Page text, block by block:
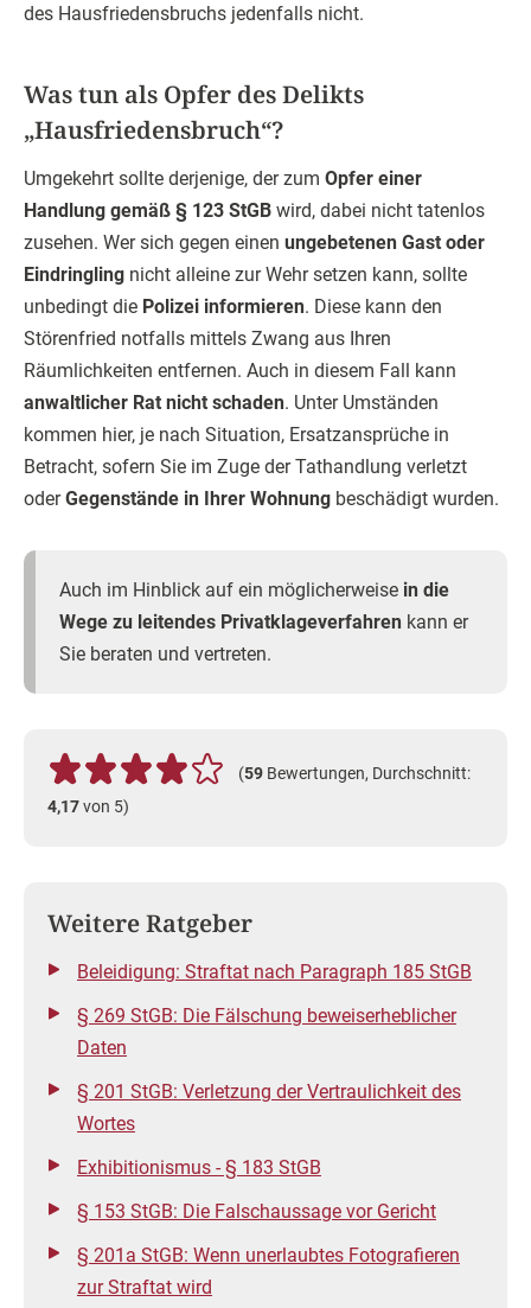
des Hausfriedensbruchs jedenfalls nicht.
Was tun als Opfer des Delikts
„Hausfriedensbruch“?
Umgekehrt sollte derjenige, der zum Opfer einer
Handlung gemäß § 123 StGB wird, dabei nicht tatenlos
zusehen. Wer sich gegen einen ungebetenen Gast oder
Eindringling nicht alleine zur Wehr setzen kann, sollte
unbedingt die Polizei informieren. Diese kann den
Störenfried notfalls mittels Zwang aus Ihren
Räumlichkeiten entfernen. Auch in diesem Fall kann
anwaltlicher Rat nicht schaden. Unter Umständen
kommen hier, je nach Situation, Ersatzansprüche in
Betracht, sofern Sie im Zuge der Tathandlung verletzt
oderGegenstände in Ihrer Wohnung beschädigt wurden.
Auch im Hinblick auf ein möglicherweise in die
Wege zu leitendes Privatklageverfahren kann er
Sie beraten und vertreten.
(59 Bewertungen, Durchschnitt:
4,17von 5)
Weitere Ratgeber
Beleidigung: Straftat nach Paragraph 185 StGB
§ 269 StGB: Die Fälschung beweiserheblicher
Daten
§ 201 StGB: Verletzung der Vertraulichkeit des
Wortes
Exhibitionismus - § 183 StGB
§ 153 StGB: Die Falschaussage vor Gericht
§ 201a StGB: Wenn unerlaubtes Fotografieren
zur Straftat wird